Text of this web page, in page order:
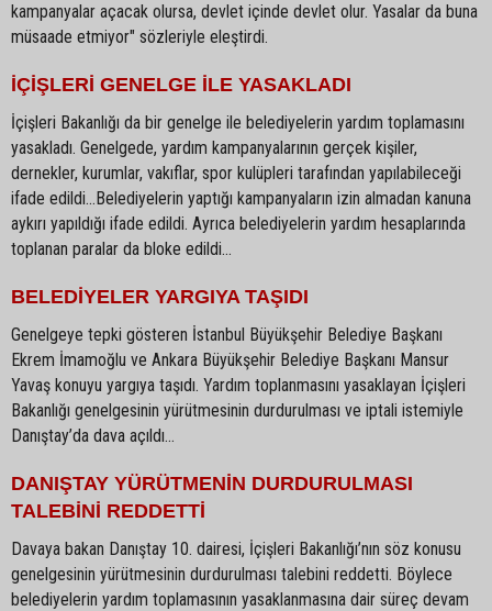
kampanyalar açacak olursa, devlet içinde devlet olur. Yasalar da buna
müsaade etmiyor" sözleriyle eleştirdi.
İÇİŞLERİ GENELGE İLE YASAKLADI
İçişleri Bakanlığı da bir genelge ile belediyelerin yardım toplamasını
yasakladı. Genelgede, yardım kampanyalarının gerçek kişiler,
dernekler, kurumlar, vakıflar, spor kulüpleri tarafından yapılabileceği
ifade edildi...Belediyelerin yaptığı kampanyaların izin almadan kanuna
aykırı yapıldığı ifade edildi. Ayrıca belediyelerin yardım hesaplarında
toplanan paralar da bloke edildi…
BELEDİYELER YARGIYA TAŞIDI
Genelgeye tepki gösteren İstanbul Büyükşehir Belediye Başkanı
Ekrem İmamoğlu ve Ankara Büyükşehir Belediye Başkanı Mansur
Yavaş konuyu yargıya taşıdı. Yardım toplanmasını yasaklayan İçişleri
Bakanlığı genelgesinin yürütmesinin durdurulması ve iptali istemiyle
Danıştay’da dava açıldı…
DANIŞTAY YÜRÜTMENİN DURDURULMASI
TALEBİNİ REDDETTİ
Davaya bakan Danıştay 10. dairesi, İçişleri Bakanlığı’nın söz konusu
genelgesinin yürütmesinin durdurulması talebini reddetti. Böylece
belediyelerin yardım toplamasının yasaklanmasına dair süreç devam